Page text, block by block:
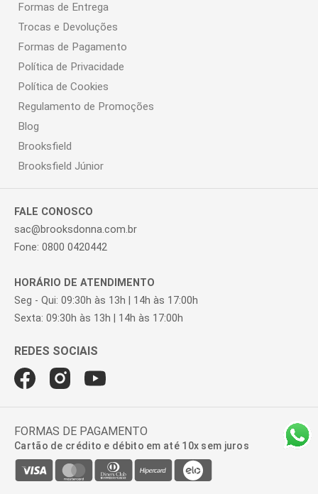
Formas de Entrega
Trocas e Devoluções
Formas de Pagamento
Política de Privacidade
Política de Cookies
Regulamento de Promoções
Blog
Brooksfield
Brooksfield Júnior
FALE CONOSCO
sac@brooksdonna.com.br
Fone: 0800 0420442
HORÁRIO DE ATENDIMENTO
Seg - Qui: 09:30h às 13h | 14h às 17:00h
Sexta: 09:30h às 13h | 14h às 17:00h
FORMAS DE PAGAMENTO
Cartão de crédito e débito em até 10x sem juros